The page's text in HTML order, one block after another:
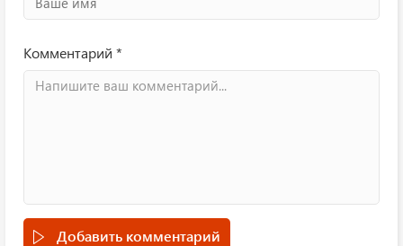
Комментарий *
Добавить комментарий